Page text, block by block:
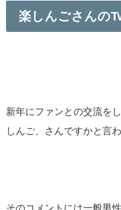
楽しんごさんの
新年にファンとの交流をし
しんご、さんですかと言
そのコメントには一般男